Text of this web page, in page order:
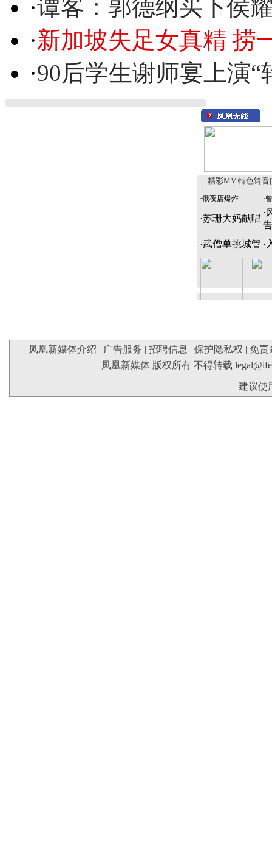
·谭客：郭德纲买下侯
·新加坡失足女真精 捞
·90后学生谢师宴上演“
精彩MV 特色铃音
·俄夜店爆炸 ·
·苏珊大妈献唱
·
告
·武僧单挑城管 ·
凤凰新媒体介绍 | 广告服务 | 招聘信息 | 保护隐私权 | 免责
凤凰新媒体 版权所有 不得转载
建议使